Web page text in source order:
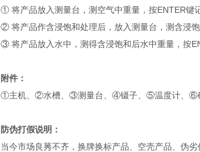
① 将产品放入测量台，测空气中重量，按ENTER键
② 将产品作含浸饱和处理后，放入测量台，测含浸饱
③ 将产品放入水中，测得含浸饱和后水中重量，按
附件：
①主机、②水槽、③测量台、④镊子、⑤温度计、⑥
防伪打假说明：
当今市场良莠不齐，换牌换标产品、空壳产品、伪